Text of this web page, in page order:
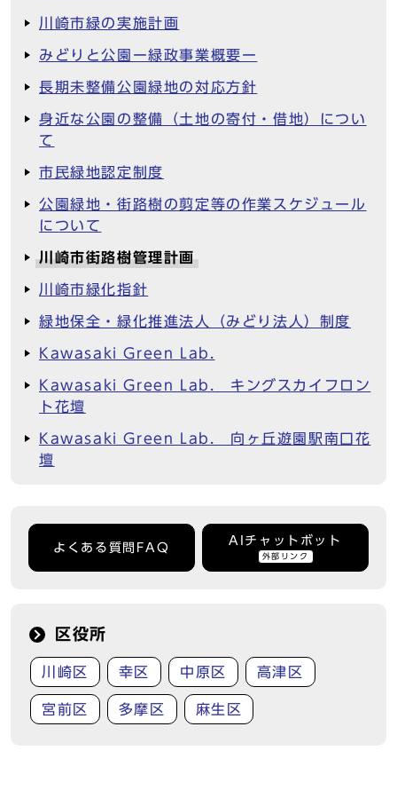
川崎市緑の実施計画
みどりと公園ー緑政事業概要ー
長期未整備公園緑地の対応方針
身近な公園の整備（土地の寄付・借地）につい
て
市民緑地認定制度
公園緑地・街路樹の剪定等の作業スケジュール
について
川崎市街路樹管理計画
川崎市緑化指針
緑地保全・緑化推進法人（みどり法人）制度
Kawasaki Green Lab.
Kawasaki Green Lab. キングスカイフロン
ト花壇
Kawasaki Green Lab. 向ヶ丘遊園駅南口花
壇
よくある質問FAQ
AIチャットボット
外部リンク
区役所
川崎区 幸区 中原区 高津区
宮前区 多摩区 麻生区